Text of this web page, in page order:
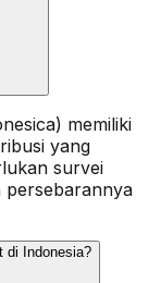
memiliki
yang
survei
persebarannya
di Indonesia?